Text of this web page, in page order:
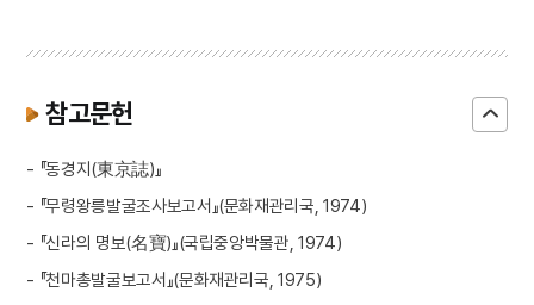
참고문헌
- 『동경지(東京誌)』
- 『무령왕릉발굴조사보고서』(문화재관리국, 1974)
- 『신라의 명보(名寶)』(국립중앙박물관, 1974)
- 『천마총발굴보고서』(문화재관리국, 1975)